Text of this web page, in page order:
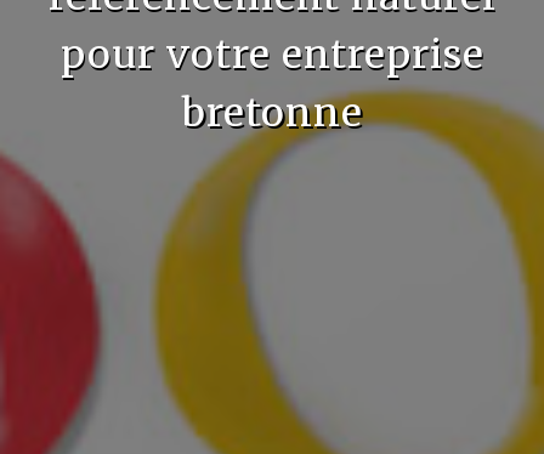
pour votre entreprise
bretonne